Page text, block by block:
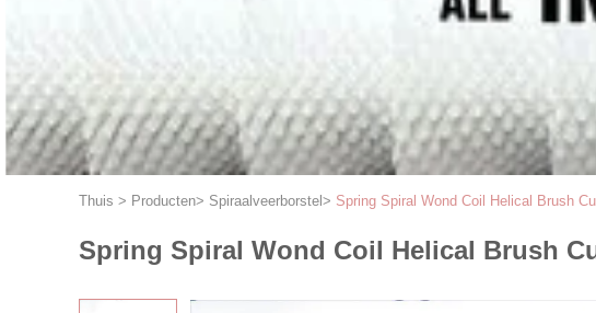
Thuis > Producten> Spiraalveerborstel > Spring Spiral Wond Coil Helical Brush
Spring Spiral Wond Coil Helical Brush